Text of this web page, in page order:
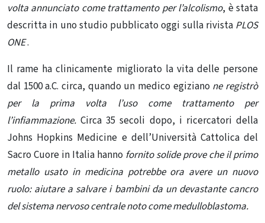
volta annunciato come trattamento per l’alcolismo, è stata
descritta in uno studio pubblicato oggi sulla rivista PLOS
ONE.
Il rame ha clinicamente migliorato la vita delle persone
dal 1500 a.C. circa, quando un medico egiziano ne registrò
per la prima volta l’uso come trattamento per
l’infiammazione.Circa 35 secoli dopo, i ricercatori della
Johns Hopkins Medicine e dell’Università Cattolica del
Sacro Cuore in Italia hanno fornito solide prove che il primo
metallo usato in medicina potrebbe ora avere un nuovo
ruolo: aiutare a salvare i bambini da un devastante cancro
del sistema nervoso centrale noto come medulloblastoma.